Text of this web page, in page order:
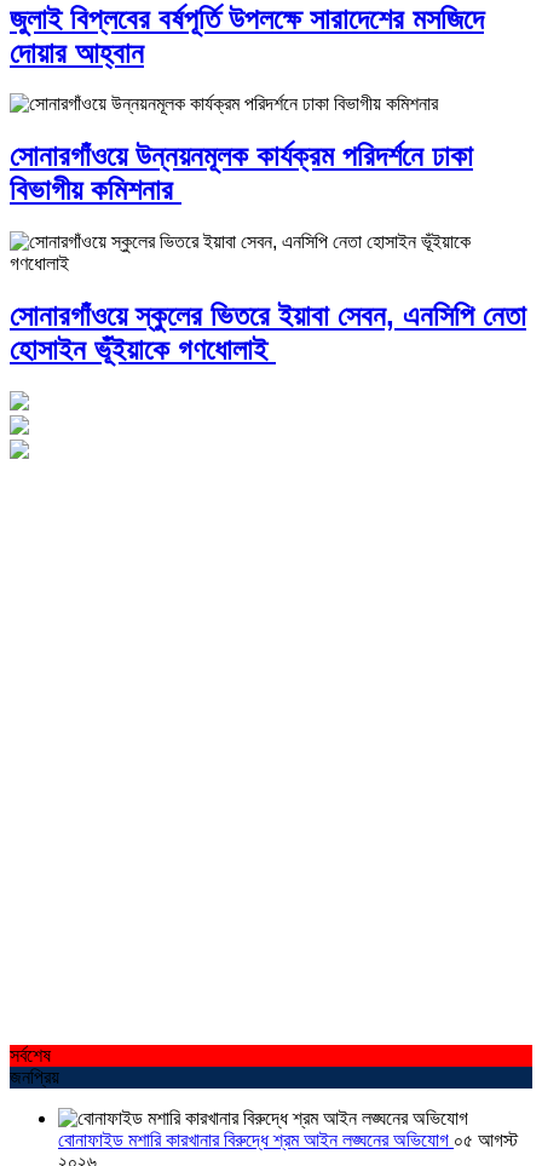
জুলাই বিপ্লবের বর্ষপূর্তি উপলক্ষে সারাদেশের মসজিদে
দোয়ার আহ্বান
সোনারগাঁওয়ে উন্নয়নমূলক কার্যক্রম পরিদর্শনে ঢাকা
বিভাগীয় কমিশনার
সোনারগাঁওয়ে স্কুলের ভিতরে ইয়াবা সেবন, এনসিপি নেতা
হোসাইন ভূঁইয়াকে গণধোলাই
সর্বশেষ
জনপ্রিয়
বোনাফাইড মশারি কারখানার বিরুদ্ধে শ্রম আইন লঙ্ঘনের অভিযোগ ০৫ আগস্ট
২০২৬